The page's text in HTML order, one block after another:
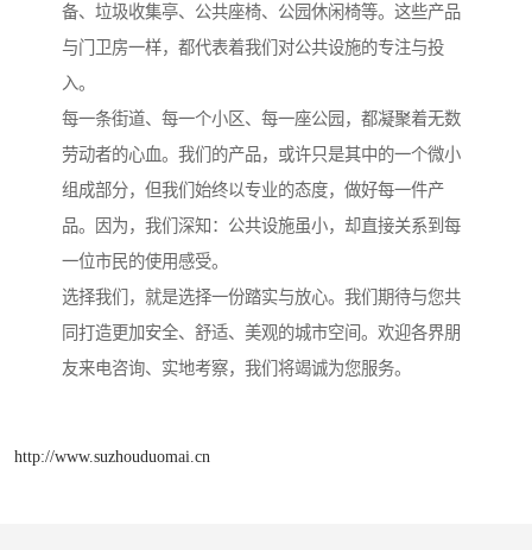
备、垃圾收集亭、公共座椅、公园休闲椅等。这些产品
与门卫房一样，都代表着我们对公共设施的专注与投
入。
每一条街道、每一个小区、每一座公园，都凝聚着无数
劳动者的心血。我们的产品，或许只是其中的一个微小
组成部分，但我们始终以专业的态度，做好每一件产
品。因为，我们深知：公共设施虽小，却直接关系到每
一位市民的使用感受。
选择我们，就是选择一份踏实与放心。我们期待与您共
同打造更加安全、舒适、美观的城市空间。欢迎各界朋
友来电咨询、实地考察，我们将竭诚为您服务。
http://www.suzhouduomai.cn